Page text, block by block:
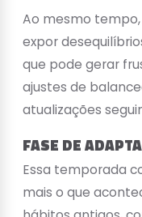
Ao mesmo
expor
que pode gerar
ajustes de
atualizações
FASE DE
Essa temporada
mais o que